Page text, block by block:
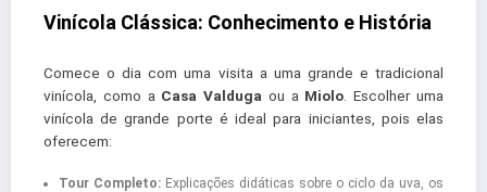
Vinícola Clássica: Conhecimento e História
Comece o dia com uma visita a uma grande e tradicional
vinícola, como a Casa Valduga ou a Miolo . Escolher uma
vinícola de grande porte é ideal para iniciantes, pois elas
oferecem:
Tour Completo:Explicações didáticas sobre o ciclo da uva, os